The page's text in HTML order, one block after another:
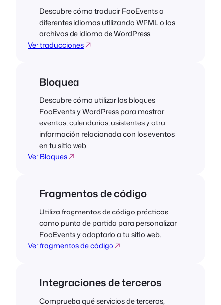
Descubre cómo traducir FooEvents a
diferentes idiomas utilizando WPML o los
archivos de idioma de WordPress.
Ver traducciones
Bloquea
Descubre cómo utilizar los bloques
FooEvents y WordPress para mostrar
eventos, calendarios, asistentes y otra
información relacionada con los eventos
en tu sitio web.
Ver Bloques
Fragmentos de código
Utiliza fragmentos de código prácticos
como punto de partida para personalizar
FooEvents y adaptarlo a tu sitio web.
Ver fragmentos de código
Integraciones de terceros
Comprueba qué servicios de terceros,